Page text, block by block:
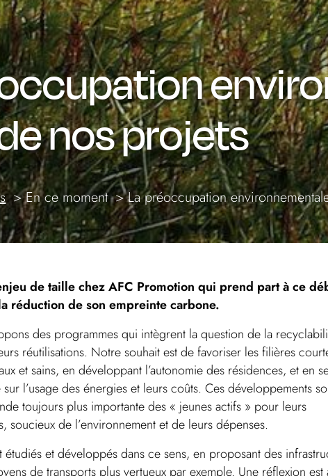
nos projets
En ce moment La préoccupation
de taille chez AFC Promotion qui prend part à ce
réduction de son empreinte carbone.
des programmes qui intègrent la question de la
réutilisations. Notre souhait est de favoriser les filières
et sains, en développant l’autonomie des résidences, et en
l’usage des énergies et leurs coûts. Ces développements
toujours plus importante des « jeunes actifs » pour leurs
soucieux de l’environnement et de leurs dépenses.
et développés dans ce sens, en proposant des
de transports plus vertueux par exemple. Une réflexion est